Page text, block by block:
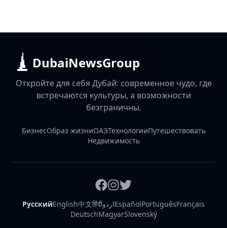
DubaiNewsGroup
Откройте для себя Дубай: современное чудо, где
встречаются культуры, а возможности
безграничны.
БизнесОбраз жизниОАЭТехнологииПутешествовать
Недвижимость
РусскийEnglish中文हिंदीاردوEspañolPortuguêsFrançais
DeutschMagyarSlovenský